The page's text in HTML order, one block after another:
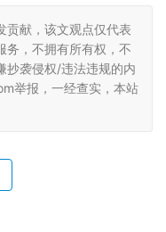
贡献，该文观点仅代表
务，不拥有所有权，不
抄袭侵权/违法违规的内
举报，一经查实，本站